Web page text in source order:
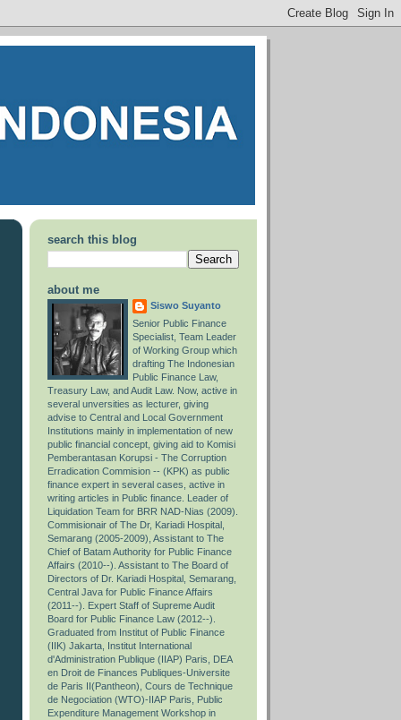
search this blog
about me
Siswo Suyanto
Senior Public Finance
Specialist, Team Leader
of Working Group which
drafting The Indonesian
Public Finance Law,
Treasury Law, and Audit Law. Now, active in
several unversities as lecturer, giving
advise to Central and Local Government
Institutions mainly in implementation of new
public financial concept, giving aid to Komisi
Pemberantasan Korupsi - The Corruption
Erradication Commision -- (KPK) as public
finance expert in several cases, active in
writing articles in Public finance. Leader of
Liquidation Team for BRR NAD-Nias (2009).
Commisionair of The Dr, Kariadi Hospital,
Semarang (2005-2009), Assistant to The
Chief of Batam Authority for Public Finance
Affairs (2010--). Assistant to The Board of
Directors of Dr. Kariadi Hospital, Semarang,
Central Java for Public Finance Affairs
(2011--). Expert Staff of Supreme Audit
Board for Public Finance Law (2012--).
Graduated from Institut of Public Finance
(IIK) Jakarta, Institut International
d'Administration Publique (IIAP) Paris, DEA
en Droit de Finances Publiques-Universite
de Paris II(Pantheon), Cours de Technique
de Negociation (WTO)-IIAP Paris, Public
Expenditure Management Workshop in